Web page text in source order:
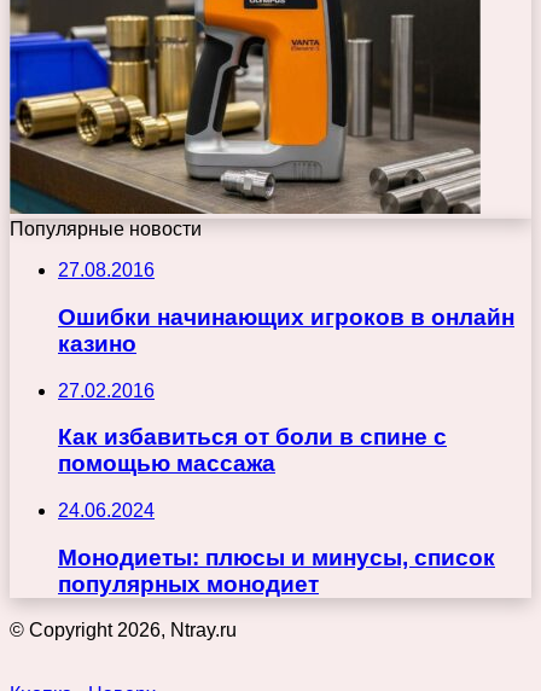
Популярные новости
27.08.2016
Ошибки начинающих игроков в онлайн
казино
27.02.2016
Как избавиться от боли в спине с
помощью массажа
24.06.2024
Монодиеты: плюсы и минусы, список
популярных монодиет
© Copyright 2026, Ntray.ru